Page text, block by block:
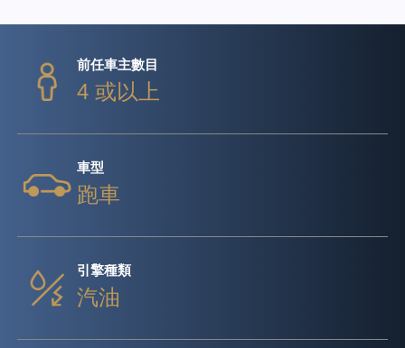
前任車主數目
4 或以上
車型
跑車
引擎種類
汽油